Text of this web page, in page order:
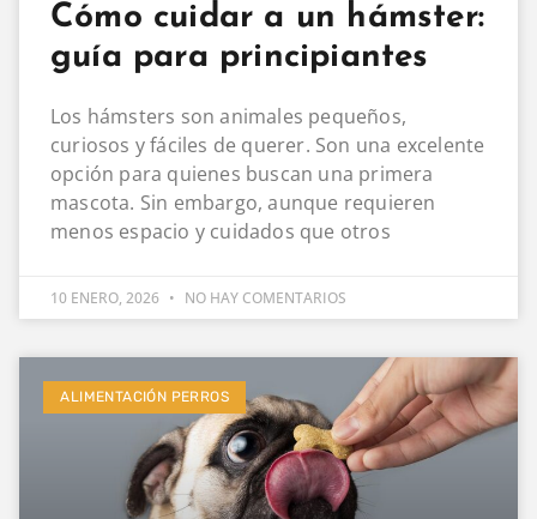
Cómo cuidar a un hámster:
guía para principiantes
Los hámsters son animales pequeños,
curiosos y fáciles de querer. Son una excelente
opción para quienes buscan una primera
mascota. Sin embargo, aunque requieren
menos espacio y cuidados que otros
10 ENERO, 2026 NO HAY COMENTARIOS
ALIMENTACIÓN PERROS